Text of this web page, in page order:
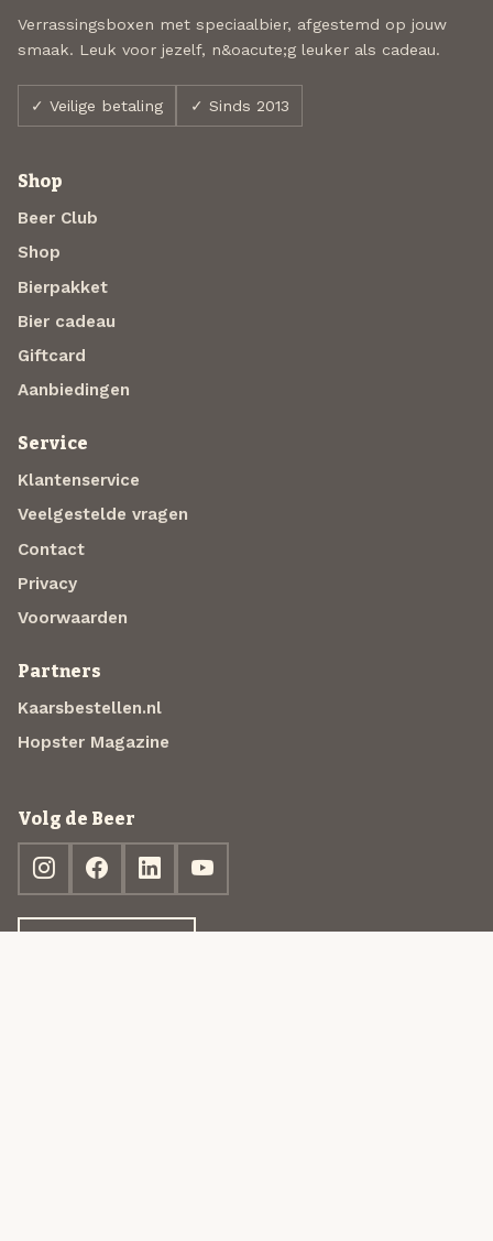
Verrassingsboxen met speciaalbier, afgestemd op jouw
smaak. Leuk voor jezelf, n&oacute;g leuker als cadeau.
✓ Veilige betaling ✓ Sinds 2013
Shop
Beer Club
Shop
Bierpakket
Bier cadeau
Giftcard
Aanbiedingen
Service
Klantenservice
Veelgestelde vragen
Contact
Privacy
Voorwaarden
Partners
Kaarsbestellen.nl
Hopster Magazine
Volg de Beer